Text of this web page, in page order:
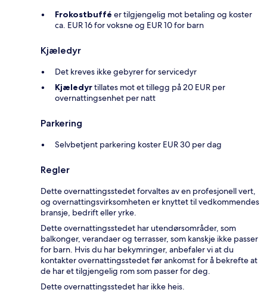
Frokostbuffé er tilgjengelig mot betaling og koster
ca. EUR 16 for voksne og EUR 10 for barn
Kjæledyr
Det kreves ikke gebyrer for servicedyr
Kjæledyrtillates mot et tillegg på 20 EUR per
overnattingsenhet per natt
Parkering
Selvbetjent parkering koster EUR 30 per dag
Regler
Dette overnattingsstedet forvaltes av en profesjonell vert,
og overnattingsvirksomheten er knyttet til vedkommendes
bransje, bedrift eller yrke.
Dette overnattingsstedet har utendørsområder, som
balkonger, verandaer og terrasser, som kanskje ikke passer
for barn. Hvis du har bekymringer, anbefaler vi at du
kontakter overnattingsstedet før ankomst for å bekrefte at
de har et tilgjengelig rom som passer for deg.
Dette overnattingsstedet har ikke heis.